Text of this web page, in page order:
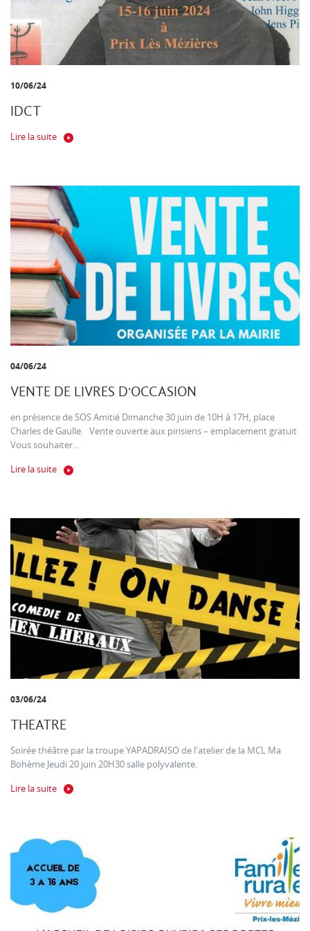
10/06/24
IDCT
Lire la suite
04/06/24
VENTE DE LIVRES D'OCCASION
en présence de SOS Amitié Dimanche 30 juin de 10H à 17H, place
Charles de Gaulle. Vente ouverte aux pirisiens – emplacement gratuit
Vous souhaiter...
Lire la suite
03/06/24
THEATRE
Soirée théâtre par la troupe YAPADRAISO de l'atelier de la MCL Ma
Bohème Jeudi 20 juin 20H30 salle polyvalente.
Lire la suite